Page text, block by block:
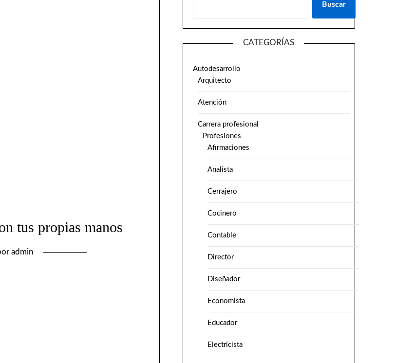
tus propias manos
admin
Buscar
CATEGORÍAS
Autodesarrollo
Arquitecto
Atención
Carrera profesional
Profesiones
Afirmaciones
Analista
Cerrajero
Cocinero
Contable
Director
Diseñador
Economista
Educador
Electricista